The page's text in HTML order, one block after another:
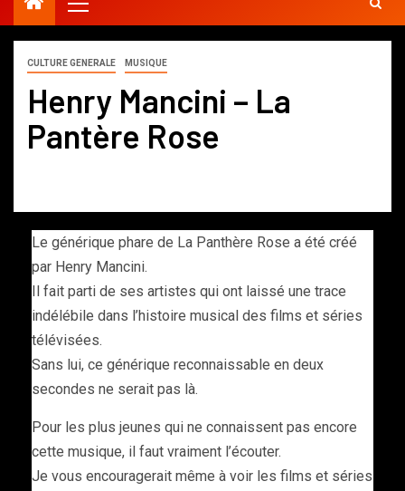
CULTURE GENERALE MUSIQUE
Henry Mancini – La
Pantère Rose
Le générique phare de La Panthère Rose a été créé
par Henry Mancini.
Il fait parti de ses artistes qui ont laissé une trace
indélébile dans l’histoire musical des films et séries
télévisées.
Sans lui, ce générique reconnaissable en deux
secondes ne serait pas là.
Pour les plus jeunes qui ne connaissent pas encore
cette musique, il faut vraiment l’écouter.
Je vous encouragerait même à voir les films et séries